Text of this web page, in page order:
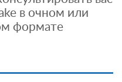
в очном или
формате